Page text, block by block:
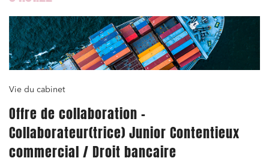
Vie du cabinet
Offre de collaboration –
Collaborateur(trice) Junior Contentieux
commercial / Droit bancaire